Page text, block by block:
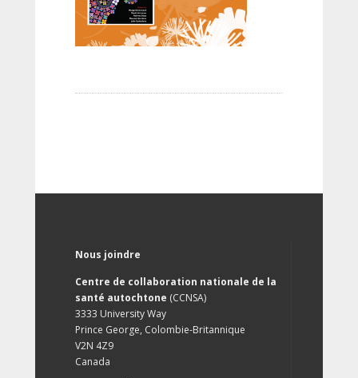
Nous joindre
Centre de collaboration nationale de la
santé autochtone (CCNSA)
3333 University Way
Prince George, Colombie-Britannique
V2N 4Z9
Canada